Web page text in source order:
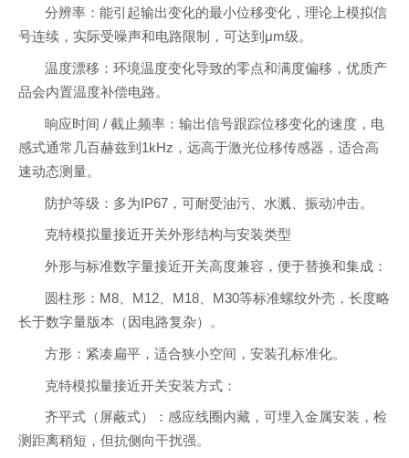
分辨率：能引起输出变化的最小位移变化，理论上模拟信
号连续，实际受噪声和电路限制，可达到μm级。
温度漂移：环境温度变化导致的零点和满度偏移，优质产
品会内置温度补偿电路。
响应时间 / 截止频率：输出信号跟踪位移变化的速度，电
感式通常几百赫兹到1kHz，远高于激光位移传感器，适合高
速动态测量。
防护等级：多为IP67，可耐受油污、水溅、振动冲击。
克特模拟量接近开关外形结构与安装类型
外形与标准数字量接近开关高度兼容，便于替换和集成：
圆柱形：M8、M12、M18、M30等标准螺纹外壳，长度略
长于数字量版本（因电路复杂）。
方形：紧凑扁平，适合狭小空间，安装孔标准化。
克特模拟量接近开关安装方式：
齐平式（屏蔽式）：感应线圈内藏，可埋入金属安装，检
测距离稍短，但抗侧向干扰强。